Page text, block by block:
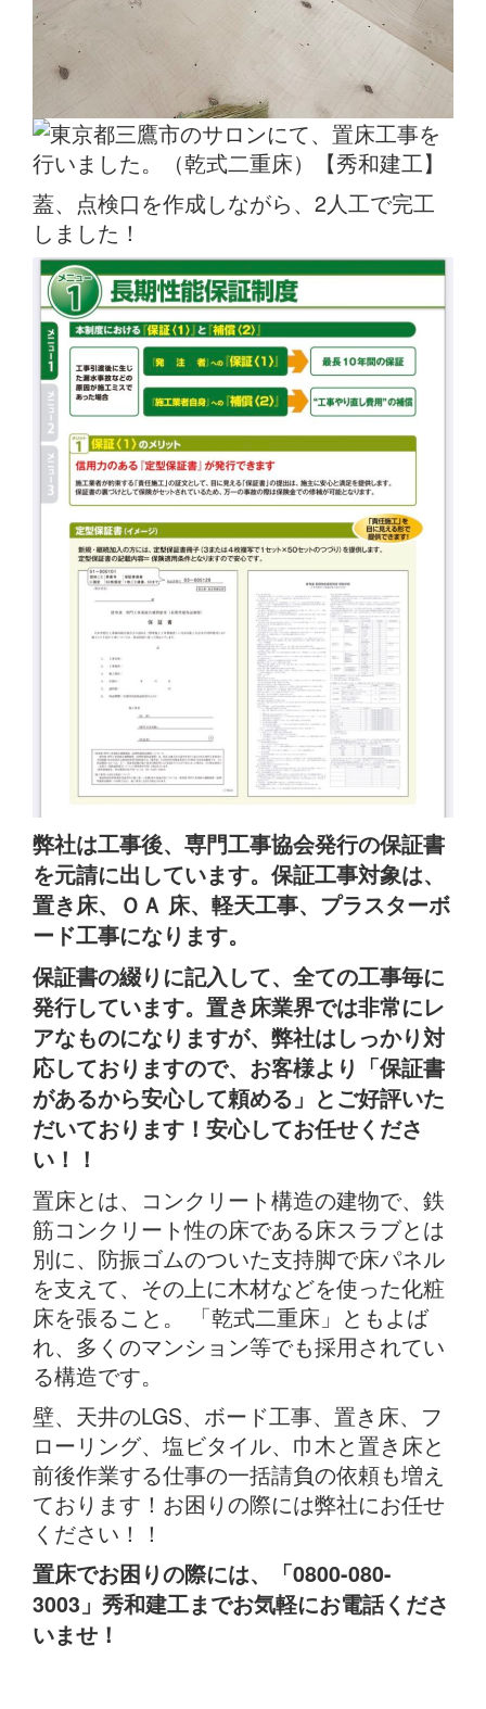
蓋、点検口を作成しながら、2人工で完工
しました！
弊社は工事後、専門工事協会発行の保証書
を元請に出しています。保証工事対象は、
置き床、ＯＡ 床、軽天工事、プラスターボ
ード工事になります。
保証書の綴りに記入して、全ての工事毎に
発行しています。置き床業界では非常にレ
アなものになりますが、弊社はしっかり対
応しておりますので、お客様より「保証書
があるから安心して頼める」とご好評いた
だいております！安心してお任せくださ
い！！
置床とは、コンクリート構造の建物で、鉄
筋コンクリート性の床である床スラブとは
別に、防振ゴムのついた支持脚で床パネル
を支えて、その上に木材などを使った化粧
床を張ること。 「乾式二重床」ともよば
れ、多くのマンション等でも採用されてい
る構造です。
壁、天井のLGS、ボード工事、置き床、フ
ローリング、塩ビタイル、巾木と置き床と
前後作業する仕事の一括請負の依頼も増え
ております！お困りの際には弊社にお任せ
ください！！
置床でお困りの際には、「0800-080-
3003」秀和建工までお気軽にお電話くださ
いませ！